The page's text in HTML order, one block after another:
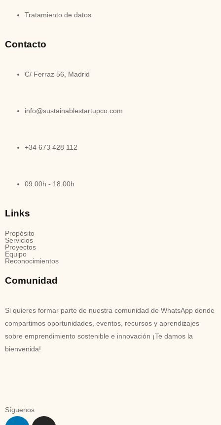
Tratamiento de datos
Contacto
C/ Ferraz 56, Madrid
info@sustainablestartupco.com
+34 673 428 112
09.00h - 18.00h
Links
Propósito
Servicios
Proyectos
Equipo
Reconocimientos
Comunidad
Si quieres formar parte de nuestra comunidad de WhatsApp donde
compartimos oportunidades, eventos, recursos y aprendizajes
sobre emprendimiento sostenible e innovación ¡Te damos la
bienvenida!
Síguenos